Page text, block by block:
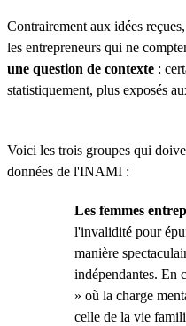
Contrairement aux idées
les entrepreneurs qui ne
une question de contexte :
statistiquement, plus exposés
Voici les trois groupes qui
données de l'INAMI :
Les femmes
l'invalidité pour
manière
indépendantes. En
» où la charge
celle de la vie